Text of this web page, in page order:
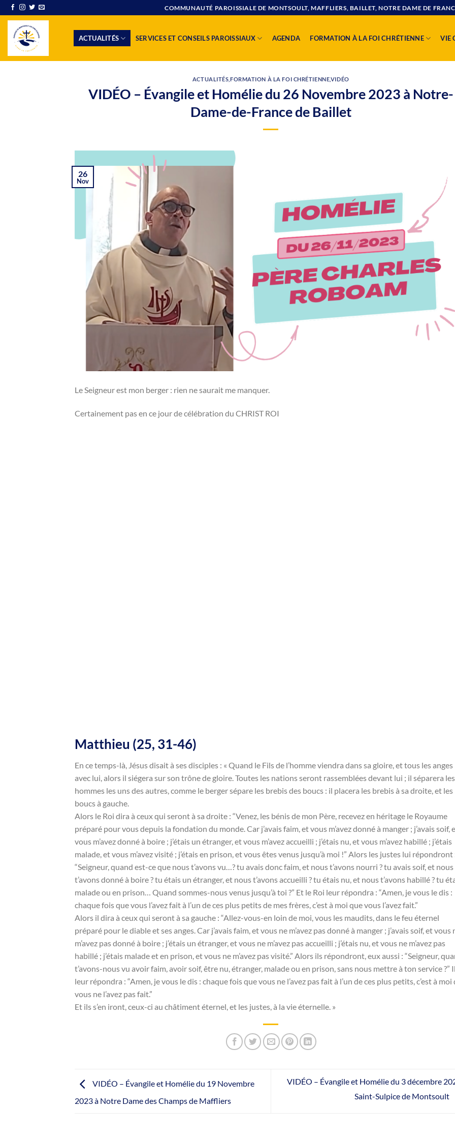
Passer
au
contenu
COMMUNAUTÉ PAROISSIALE DE MONTSOULT, MAFFLIERS, BAILLET, NOTRE DAME DE
ACTUALITÉS SERVICES ET CONSEILS PAROISSIAUX AGENDA FORMATION À LA FOI CHRÉTIENNE VIE
ACTUALITÉS ,FORMATION À LA FOI CHRÉTIENNEVIDÉO
VIDÉO – Évangile et Homélie du 26 Novembre 2023 à Notre-
Dame-de-France de Baillet
26
Nov
Le Seigneur est mon berger : rien ne saurait me manquer.
Certainement pas en ce jour de célébration du CHRIST ROI
Matthieu (25, 31-46)
En ce temps-là, Jésus disait à ses disciples : « Quand le Fils de l’homme viendra dans sa gloire, et tous les anges
avec lui, alors il siégera sur son trône de gloire. Toutes les nations seront rassemblées devant lui ; il séparera les
hommes les uns des autres, comme le berger sépare les brebis des boucs : il placera les brebis à sa droite, et les
boucs à gauche.
Alors le Roi dira à ceux qui seront à sa droite : “Venez, les bénis de mon Père, recevez en héritage le Royaume
préparé pour vous depuis la fondation du monde. Car j’avais faim, et vous m’avez donné à manger ; j’avais soif,
vous m’avez donné à boire ; j’étais un étranger, et vous m’avez accueilli ; j’étais nu, et vous m’avez habillé ; j’étais
malade, et vous m’avez visité ; j’étais en prison, et vous êtes venus jusqu’à moi !” Alors les justes lui répondront
“Seigneur, quand est-ce que nous t’avons vu…? tu avais donc faim, et nous t’avons nourri ? tu avais soif, et nous
t’avons donné à boire ? tu étais un étranger, et nous t’avons accueilli ? tu étais nu, et nous t’avons habillé ? tu
malade ou en prison… Quand sommes-nous venus jusqu’à toi ?” Et le Roi leur répondra : “Amen, je vous le dis :
chaque fois que vous l’avez fait à l’un de ces plus petits de mes frères, c’est à moi que vous l’avez fait.”
Alors il dira à ceux qui seront à sa gauche : “Allez-vous-en loin de moi, vous les maudits, dans le feu éternel
préparé pour le diable et ses anges. Car j’avais faim, et vous ne m’avez pas donné à manger ; j’avais soif, et vous
m’avez pas donné à boire ; j’étais un étranger, et vous ne m’avez pas accueilli ; j’étais nu, et vous ne m’avez pas
habillé ; j’étais malade et en prison, et vous ne m’avez pas visité.” Alors ils répondront, eux aussi : “Seigneur,
t’avons-nous vu avoir faim, avoir soif, être nu, étranger, malade ou en prison, sans nous mettre à ton service ?” Il
leur répondra : “Amen, je vous le dis : chaque fois que vous ne l’avez pas fait à l’un de ces plus petits, c’est à moi
vous ne l’avez pas fait.”
Et ils s’en iront, ceux-ci au châtiment éternel, et les justes, à la vie éternelle. »
VIDÉO – Évangile et Homélie du 19 Novembre
2023 à Notre Dame des Champs de Maffliers
VIDÉO – Évangile et Homélie du 3 décembre
Saint-Sulpice de Montsoult